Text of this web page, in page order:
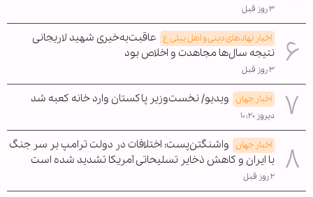
۳ روز قبل
اخبار نهادهای دینی و اهل بیتی ع عاقبت‌به‌خیری شهید لاریجانی
نتیجه سال‌ها مجاهدت و اخلاص بود
۳ روز قبل
اخبار جهان ویدیو/ نخست‌وزیر پاکستان وارد خانه کعبه شد
دیروز ۱۰:۲۰
اخبار جهان واشنگتن‌پست: اختلافات در دولت ترامپ بر سر جنگ
با ایران و کاهش ذخایر تسلیحاتی آمریکا تشدید شده است
۲ روز قبل